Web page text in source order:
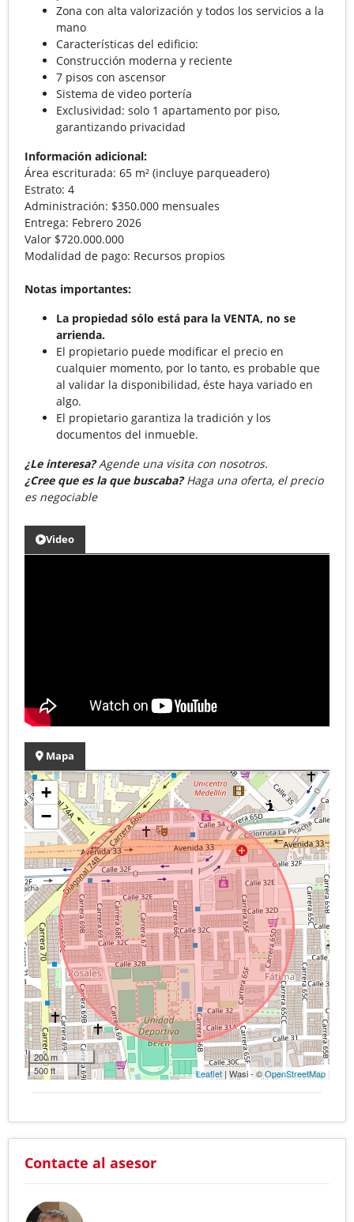
Zona con alta valorización y todos los servicios a la
mano
Características del edificio:
Construcción moderna y reciente
7 pisos con ascensor
Sistema de video portería
Exclusividad: solo 1 apartamento por piso,
garantizando privacidad
Información adicional:
Área escriturada: 65 m² (incluye parqueadero)
Estrato: 4
Administración: $350.000 mensuales
Entrega: Febrero 2026
Valor $720.000.000
Modalidad de pago: Recursos propios
Notas importantes:
La propiedad sólo está para la VENTA, no se
arrienda.
El propietario puede modificar el precio en
cualquier momento, por lo tanto, es probable que
al validar la disponibilidad, éste haya variado en
algo.
El propietario garantiza la tradición y los
documentos del inmueble.
¿Le interesa?Agende una visita con nosotros.
¿Cree que es la que buscaba?Haga una oferta, el precio
es negociable
Video
Mapa
+
−
200 m
500 ft
Leaflet | Wasi - ©OpenStreetMap
Contacte al asesor